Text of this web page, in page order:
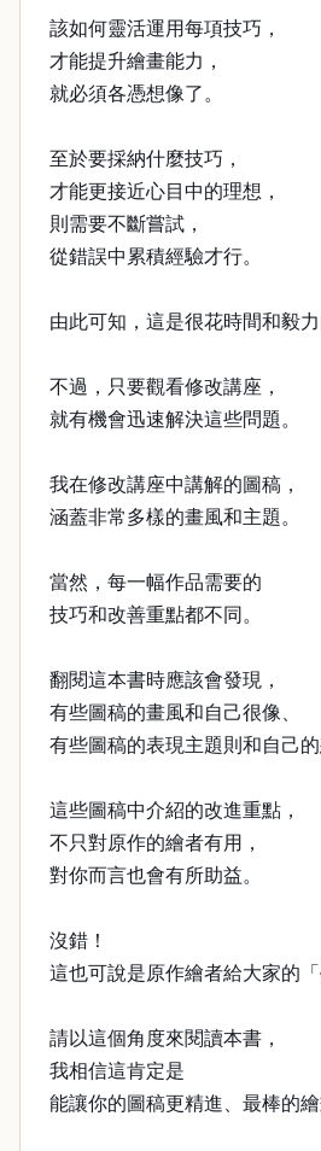
該如何靈活運用每項技巧，
才能提升繪畫能力，
就必須各憑想像了。
至於要採納什麼技巧，
才能更接近心目中的理想，
則需要不斷嘗試，
從錯誤中累積經驗才行。
由此可知，這是很花時間和毅力
不過，只要觀看修改講座，
就有機會迅速解決這些問題。
我在修改講座中講解的圖稿，
涵蓋非常多樣的畫風和主題。
當然，每一幅作品需要的
技巧和改善重點都不同。
翻閱這本書時應該會發現，
有些圖稿的畫風和自己很像、
有些圖稿的表現主題則和自己的
這些圖稿中介紹的改進重點，
不只對原作的繪者有用，
對你而言也會有所助益。
沒錯！
這也可說是原作繪者給大家的「
請以這個角度來閱讀本書，
我相信這肯定是
能讓你的圖稿更精進、最棒的繪